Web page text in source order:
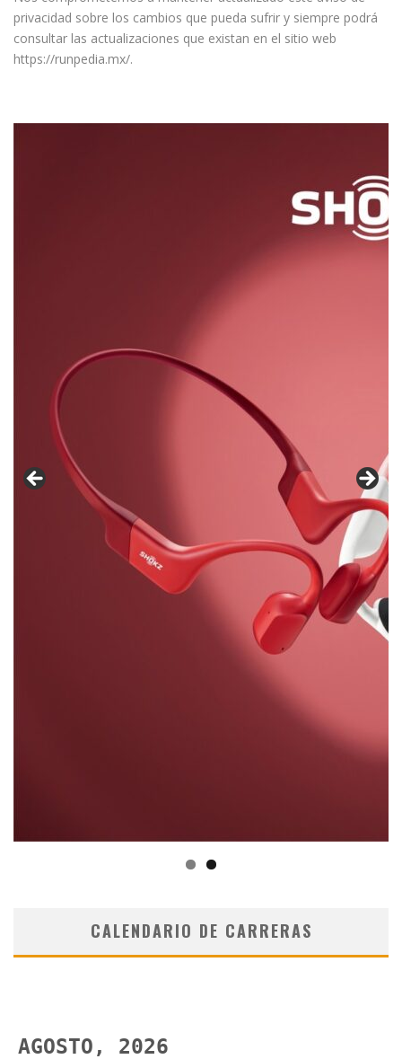
privacidad sobre los cambios que pueda sufrir y siempre podrá
consultar las actualizaciones que existan en el sitio web
https://runpedia.mx/.
CALENDARIO DE CARRERAS
AGOSTO, 2026